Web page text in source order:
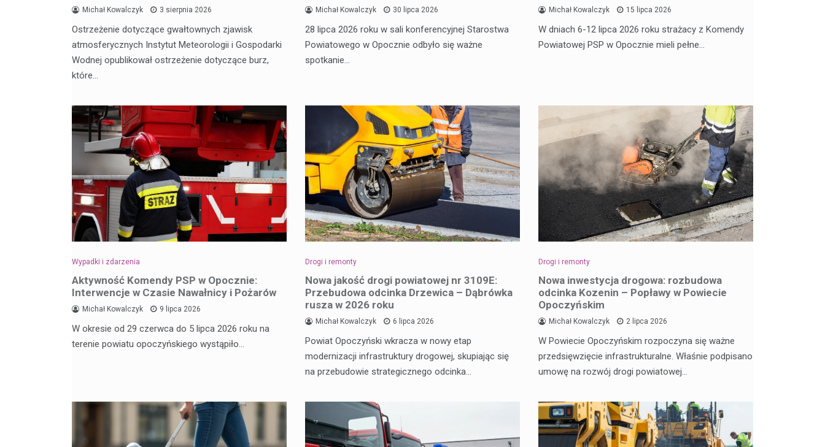
Michał Kowalczyk 3 sierpnia 2026
Ostrzeżenie dotyczące gwałtownych zjawisk
atmosferycznych Instytut Meteorologii i Gospodarki
Wodnej opublikował ostrzeżenie dotyczące burz,
które…
Michał Kowalczyk 30 lipca 2026
28 lipca 2026 roku w sali konferencyjnej Starostwa
Powiatowego w Opocznie odbyło się ważne
spotkanie…
Michał Kowalczyk 15 lipca 2026
W dniach 6-12 lipca 2026 roku strażacy z Komendy
Powiatowej PSP w Opocznie mieli pełne…
Wypadki i zdarzenia
Aktywność Komendy PSP w Opocznie:
Interwencje w Czasie Nawałnicy i Pożarów
Michał Kowalczyk 9 lipca 2026
W okresie od 29 czerwca do 5 lipca 2026 roku na
terenie powiatu opoczyńskiego wystąpiło…
Drogi i remonty
Nowa jakość drogi powiatowej nr 3109E:
Przebudowa odcinka Drzewica – Dąbrówka
rusza w 2026 roku
Michał Kowalczyk 6 lipca 2026
Powiat Opoczyński wkracza w nowy etap
modernizacji infrastruktury drogowej, skupiając się
na przebudowie strategicznego odcinka…
Drogi i remonty
Nowa inwestycja drogowa: rozbudowa
odcinka Kozenin – Popławy w Powiecie
Opoczyńskim
Michał Kowalczyk 2 lipca 2026
W Powiecie Opoczyńskim rozpoczyna się ważne
przedsięwzięcie infrastrukturalne. Właśnie podpisano
umowę na rozwój drogi powiatowej…